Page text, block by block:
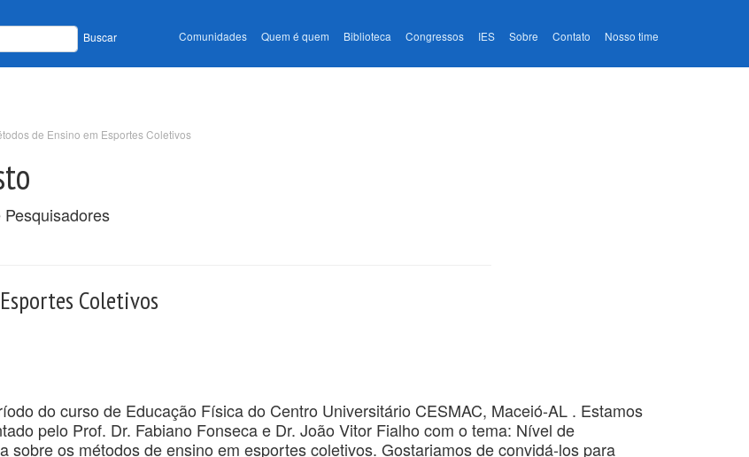
Buscar Comunidades Quem é quem Biblioteca Congressos IES Sobre Contato Nosso time
de Ensino em Esportes Coletivos
Coletivos
do curso de Educação Física do Centro Universitário CESMAC, Maceió-AL . Estamos
pelo Prof. Dr. Fabiano Fonseca e Dr. João Vitor Fialho com o tema: Nível de
sobre os métodos de ensino em esportes coletivos. Gostariamos de convidá-los para